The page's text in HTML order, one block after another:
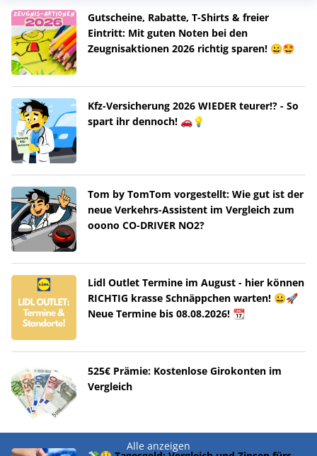
Gutscheine, Rabatte, T-Shirts & freier
Eintritt: Mit guten Noten bei den
Zeugnisaktionen 2026 richtig sparen! 😀🤩
Kfz-Versicherung 2026 WIEDER teurer!? - So
spart ihr dennoch! 🚗💡
Tom by TomTom vorgestellt: Wie gut ist der
neue Verkehrs-Assistent im Vergleich zum
ooono CO-DRIVER NO2?
Lidl Outlet Termine im August - hier können
RICHTIG krasse Schnäppchen warten! 😀🚀
Neue Termine bis 08.08.2026! 📆
525€ Prämie: Kostenlose Girokonten im
Vergleich
Alle anzeigen